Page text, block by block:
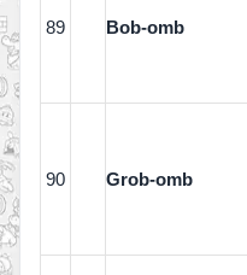
89 Bob-omb
90 Grob-omb